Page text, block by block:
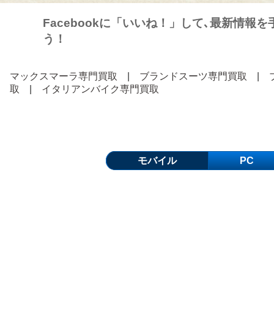
Facebookに「いいね！」して､最新情報を
う！
マックスマーラ専門買取 ブランドスーツ専門買取
取
イタリアンバイク専門買取
モバイル PC